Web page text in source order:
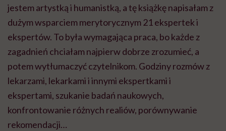
jestem artystką i humanistką, a tę książkę napisałam z
dużym wsparciem merytorycznym 21 ekspertek i
ekspertów. To była wymagająca praca, bo każde z
zagadnień chciałam najpierw dobrze zrozumieć, a
potem wytłumaczyć czytelnikom. Godziny rozmów z
lekarzami, lekarkami i innymi ekspertkami i
ekspertami, szukanie badań naukowych,
konfrontowanie różnych realiów, porównywanie
rekomendacji…